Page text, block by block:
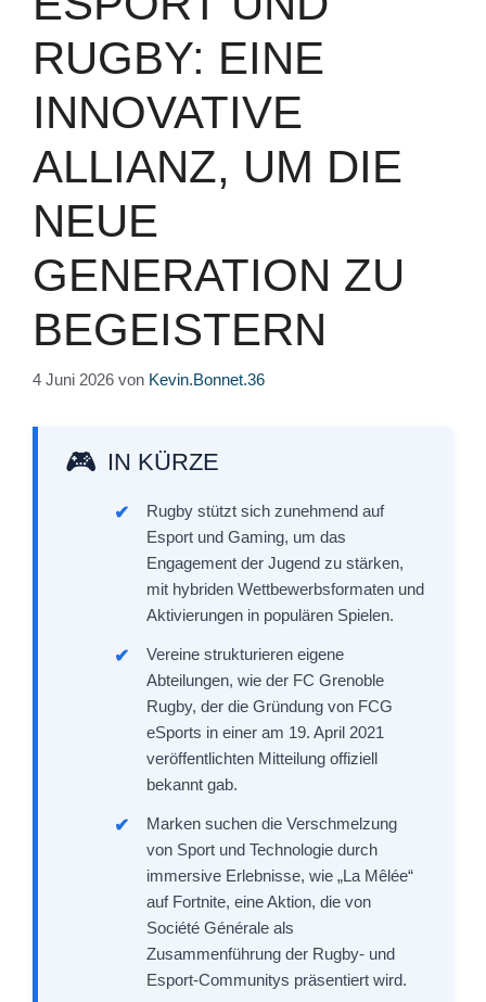
RUGBY: EINE
INNOVATIVE
ALLIANZ, UM DIE
NEUE
GENERATION ZU
BEGEISTERN
4 Juni 2026 von Kevin.Bonnet.36
IN KÜRZE
Rugby stützt sich zunehmend auf
Esport und Gaming, um das
Engagement der Jugend zu stärken,
mit hybriden Wettbewerbsformaten und
Aktivierungen in populären Spielen.
Vereine strukturieren eigene
Abteilungen, wie der FC Grenoble
Rugby, der die Gründung von FCG
eSports in einer am 19. April 2021
veröffentlichten Mitteilung offiziell
bekannt gab.
Marken suchen die Verschmelzung
von Sport und Technologie durch
immersive Erlebnisse, wie „La Mêlée“
auf Fortnite, eine Aktion, die von
Société Générale als
Zusammenführung der Rugby- und
Esport-Communitys präsentiert wird.